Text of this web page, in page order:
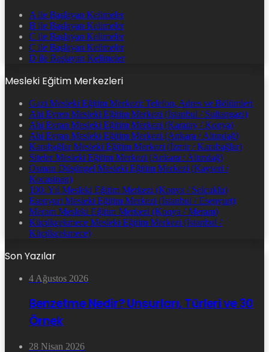
A ile Başlayan Kelimeler
B ile Başlayan Kelimeler
C ile Başlayan Kelimeler
Ç ile Başlayan Kelimeler
D ile Başlayan Kelimeler
Mesleki Eğitim Merkezleri
Gazi Mesleki Eğitim Merkezi: Telefon, Adres ve Bölümleri
Ahi Evren Mesleki Eğitim Merkezi (İstanbul / Sultangazi)
Ahi Evran Mesleki Eğitim Merkezi (Karatay / Konya)
Ahi Evran Mesleki Eğitim Merkezi (Ankara / Altındağ)
Karabağlar Mesleki Eğitim Merkezi (İzmir / Karabağlar)
Siteler Mesleki Eğitim Merkezi (Ankara / Altındağ)
Osman Düşüngel Mesleki Eğitim Merkezi (Kayseri /
Kocasinan)
100. Yıl Mesleki Eğitim Merkezi (Konya / Selçuklu)
Esenyurt Mesleki Eğitim Merkezi (İstanbul / Esenyurt)
Meram Mesleki Eğitim Merkezi (Konya / Meram)
Küçükçekmece Mesleki Eğitim Merkezi (İstanbul /
Küçükçekmece)
Son Yazılar
4 Ağustos 2026
Benzetme Nedir? Unsurları, Türleri ve 30
Örnek
28 Nisan 2026